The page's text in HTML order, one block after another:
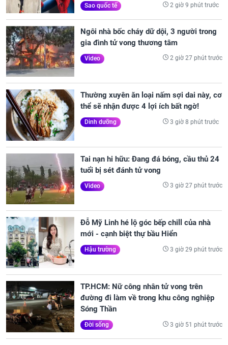
Sao quốc tế 2 giờ 9 phút trước
Ngôi nhà bốc cháy dữ dội, 3 người trong
gia đình tử vong thương tâm
Video 2 giờ 27 phút trước
Thường xuyên ăn loại nấm sợi dai này, cơ
thể sẽ nhận được 4 lợi ích bất ngờ!
Dinh dưỡng 3 giờ 8 phút trước
Tai nạn hi hữu: Đang đá bóng, cầu thủ 24
tuổi bị sét đánh tử vong
Video 3 giờ 27 phút trước
Đỗ Mỹ Linh hé lộ góc bếp chill của nhà
mới - cạnh biệt thự bầu Hiển
Hậu trường 3 giờ 29 phút trước
TP.HCM: Nữ công nhân tử vong trên
đường đi làm về trong khu công nghiệp
Sóng Thần
Đời sống 3 giờ 51 phút trước